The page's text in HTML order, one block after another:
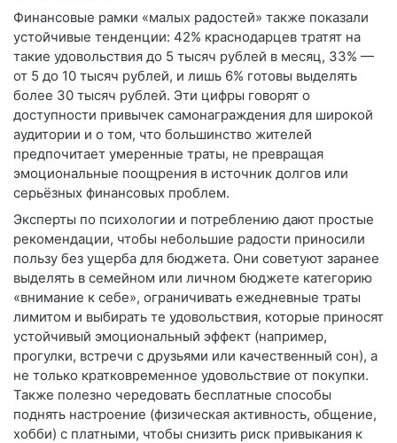
Финансовые рамки «малых радостей» также показали
устойчивые тенденции: 42% краснодарцев тратят на
такие удовольствия до 5 тысяч рублей в месяц, 33% —
от 5 до 10 тысяч рублей, и лишь 6% готовы выделять
более 30 тысяч рублей. Эти цифры говорят о
доступности привычек самонаграждения для широкой
аудитории и о том, что большинство жителей
предпочитает умеренные траты, не превращая
эмоциональные поощрения в источник долгов или
серьёзных финансовых проблем.
Эксперты по психологии и потреблению дают простые
рекомендации, чтобы небольшие радости приносили
пользу без ущерба для бюджета. Они советуют заранее
выделять в семейном или личном бюджете категорию
«внимание к себе», ограничивать ежедневные траты
лимитом и выбирать те удовольствия, которые приносят
устойчивый эмоциональный эффект (например,
прогулки, встречи с друзьями или качественный сон), а
не только кратковременное удовольствие от покупки.
Также полезно чередовать бесплатные способы
поднять настроение (физическая активность, общение,
хобби) с платными, чтобы снизить риск привыкания к